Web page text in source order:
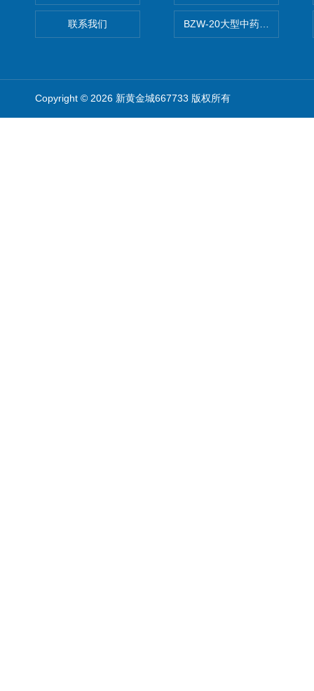
联系我们 BZW-20大型中药全自动制丸
Copyright © 2026 新黄金城667733 版权所有